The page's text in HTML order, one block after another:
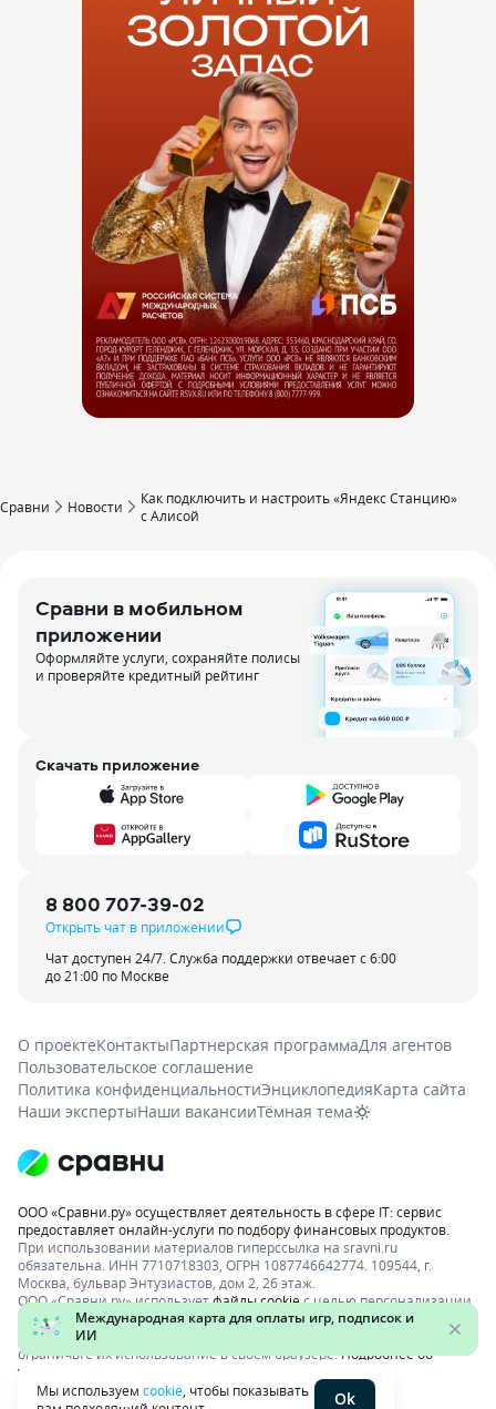
Сравни Новости
Как подключить и настроить «Яндекс Станцию»
с Алисой
Сравни в мобильном
приложении
Оформляйте услуги, сохраняйте полисы
и проверяйте кредитный рейтинг
Скачать приложение
8 800 707-39-02
Открыть чат в приложении
Чат доступен 24/7. Служба поддержки отвечает с 6:00
до 21:00 по Москве
О проектеКонтактыПартнерская программаДля агентов
Пользовательское соглашение
Политика конфиденциальностиЭнциклопедияКарта сайта
Наши экспертыНаши вакансииТёмная тема
ООО «Сравни.ру» осуществляет деятельность в сфере IT: сервис
предоставляет онлайн-услуги по подбору финансовых продуктов.
При использовании материалов гиперссылка на sravni.ru
обязательна. ИНН 7710718303, ОГРН 1087746642774. 109544, г.
Москва, бульвар Энтузиастов, дом 2, 26 этаж.
ООО «Сравни.ру» используетфайлы cookieс целью персонализации
сервисов и повышения удобства пользования веб-сайтом. Если вы
не хотите, чтобы ваши пользовательские данные обрабатывались,
ограничьте их использование в своём браузере.Подробнее об
условиях.
Мы используем cookie , чтобы показывать
Ok